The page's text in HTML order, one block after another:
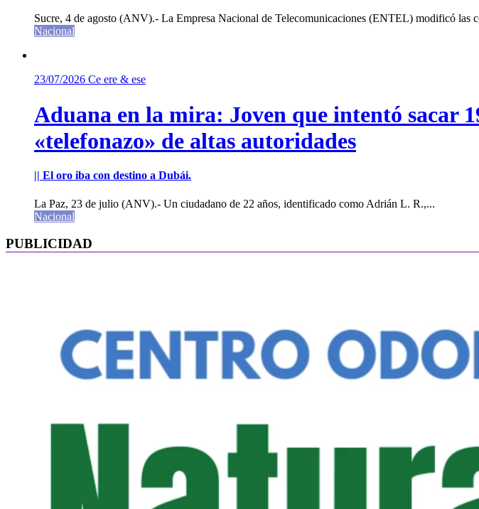
Sucre, 4 de agosto (ANV).- La Empresa Nacional de Telecomunicaciones (ENTEL) modificó las
Nacional
23/07/2026 Ce ere & ese
Aduana en la mira: Joven que intentó sacar
«telefonazo» de altas autoridades
|| El oro iba con destino a Dubái.
La Paz, 23 de julio (ANV).- Un ciudadano de 22 años, identificado como Adrián L. R.,...
Nacional
PUBLICIDAD